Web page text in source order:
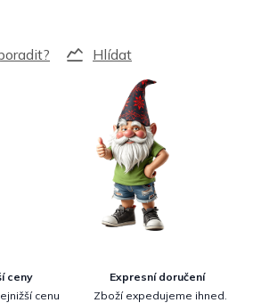
Hlídat
ceny
cenu
Expresní doručení
Zboží expedujeme ihned.